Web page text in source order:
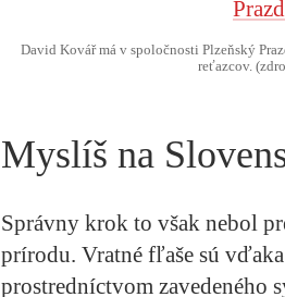
David Kovář má v spoločnosti Plzeňský
reťazcov.
Myslíš na
Správny krok to však nebol
prírodu. Vratné fľaše sú
prostredníctvom zavedeného